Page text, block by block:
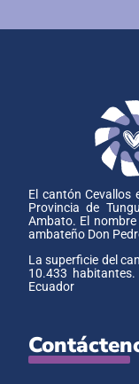
El cantón Cevallos
Provincia de
Ambato. El
ambateño Don
La superficie del
10.433
Ecuador